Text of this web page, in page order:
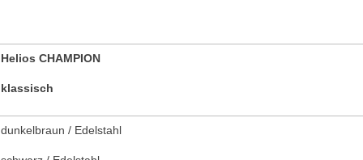
Helios CHAMPION
klassisch
dunkelbraun / Edelstahl